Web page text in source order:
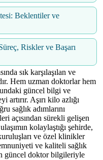
Beklentiler ve
Riskler ve Başarı
sık karşılaşılan ve
Hem uzman doktorlar hem
güncel bilgi ve
artırır. Aşırı kilo azlığı
sağlık adımlarını
açısından sürekli gelişen
kolaylaştığı şehirde,
ve özel klinikler
ve kaliteli sağlık
güncel doktor bilgileriyle